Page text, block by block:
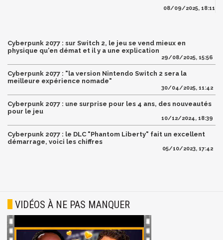
08/09/2025, 18:11
Cyberpunk 2077 : sur Switch 2, le jeu se vend mieux en
physique qu'en démat et il y a une explication
29/08/2025, 15:56
Cyberpunk 2077 : "la version Nintendo Switch 2 sera la
meilleure expérience nomade"
30/04/2025, 11:42
Cyberpunk 2077 : une surprise pour les 4 ans, des nouveautés
pour le jeu
10/12/2024, 18:39
Cyberpunk 2077 : le DLC "Phantom Liberty" fait un excellent
démarrage, voici les chiffres
05/10/2023, 17:42
VIDÉOS À NE PAS MANQUER